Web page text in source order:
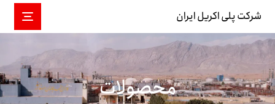
شرکت پلی اکریل ایران
محصولات